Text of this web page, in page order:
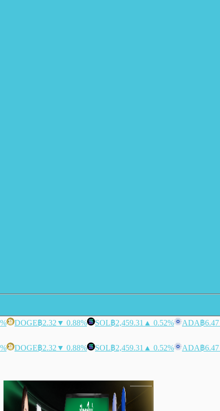
DOGE฿2.32 ▼ 0.88% SOL฿2,459.31 ▲ 0.52% ADA฿6.47
DOGE฿2.32 ▼ 0.88% SOL฿2,459.31 ▲ 0.52% ADA฿6.47